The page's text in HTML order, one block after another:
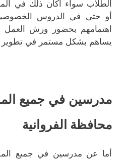
الطلاب سواء أكان ذلك في
أو حتى في الدروس
اهتمامهم بحضور ورش العمل
يساهم بشكل مستمر في تطوير
مدرسين في جميع
محافظة الفروانية
أما عن مدرسين في جميع